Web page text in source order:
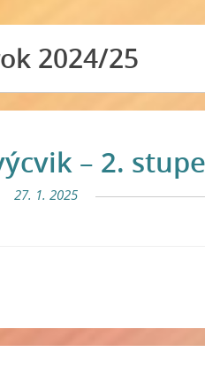
2024/25
– 2.
27. 1. 2025